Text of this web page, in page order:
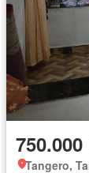
750.000
Tangero,